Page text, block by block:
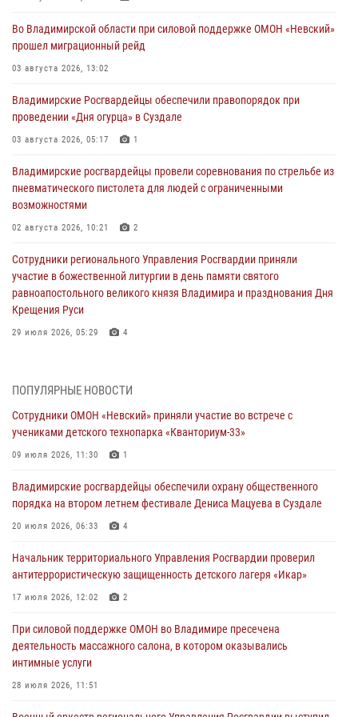
Во Владимирской области при силовой поддержке ОМОН «Невский»
прошел миграционный рейд
03 августа 2026, 13:02
Владимирские Росгвардейцы обеспечили правопорядок при
проведении «Дня огурца» в Суздале
03 августа 2026, 05:17 1
Владимирские росгвардейцы провели соревнования по стрельбе из
пневматического пистолета для людей с ограниченными
возможностями
02 августа 2026, 10:21 2
Сотрудники регионального Управления Росгвардии приняли
участие в божественной литургии в день памяти святого
равноапостольного великого князя Владимира и празднования Дня
Крещения Руси
29 июля 2026, 05:29 4
интимные услуги
28 июля 2026, 11:51
Во Владимирcкой области открыли профильную Росгвардейскую
27 июля 2026, 16:43 2
Владимирские росгвардейцы обеспечили охрану общественного
20 июля 2026, 06:33 4
Военнослужащий военного оркестра регионального Управления
105-летию Центрального округа
19 июля 2026, 11:17 7
Начальник территориального Управления Росгвардии проверил
ПОПУЛЯРНЫЕ НОВОСТИ
Сотрудники ОМОН «Невский» приняли участие во встрече с
учениками детского технопарка «Кванториум-33»
09 июля 2026, 11:30 1
Владимирские росгвардейцы обеспечили охрану общественного
порядка на втором летнем фестивале Дениса Мацуева в Суздале
20 июля 2026, 06:33 4
Начальник территориального Управления Росгвардии проверил
антитеррористическую защищенность детского лагеря «Икар»
17 июля 2026, 12:02 2
При силовой поддержке ОМОН во Владимире пресечена
деятельность массажного салона, в котором оказывались
интимные услуги
28 июля 2026, 11:51